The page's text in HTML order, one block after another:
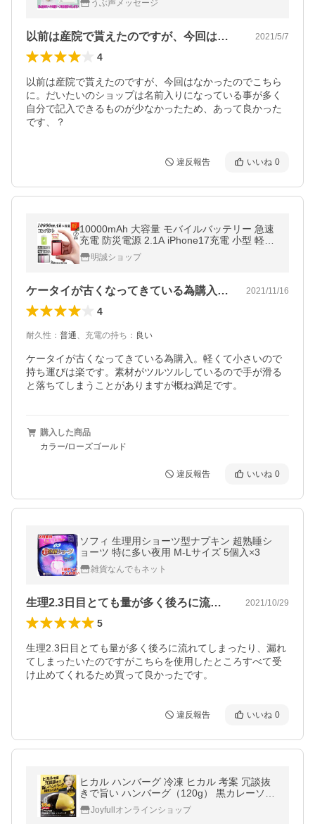
料！簡易ラッピング付き！
うぶ声メッセージ
以前は産院で貰えたのですが、今回はなか… 2021/5/7
4
以前は産院で貰えたのですが、今回はなかったのでこちら
に。だいたいのショップは名前入りになっている事が多く
自分で記入できるものが少なかったため、あって良かった
です、？
違反報告 いいね 0
10000mAh 大容量 モバイルバッテリー 急速
充電 防災電源 2.1A iPhone17充電 小型 軽量
USB2ポート 3台同時充電 LED残量表示 ipho
ne【PL保険加入済み製品・安心】
明誠ショップ
ケータイが古くなってきている為購入。軽… 2021/11/16
4
耐久性 ： 普通、 充電の持ち ： 良い
ケータイが古くなってきている為購入。軽くて小さいので
持ち運びは楽です。素材がツルツルしているので手が滑る
と落ちてしまうことがありますが概ね満足です。
購入した商品
カラー/ローズゴールド
違反報告 いいね 0
ソフィ 生理用ショーツ型ナプキン 超熟睡シ
ョーツ 特に多い夜用 M-Lサイズ 5個入×3
雑貨なんでもネット
生理2.3日目とても量が多く後ろに流れ… 2021/10/29
5
生理2.3日目とても量が多く後ろに流れてしまったり、漏れ
てしまったいたのですがこちらを使用したところすべて受
け止めてくれるため買って良かったです。
違反報告 いいね 0
ヒカル ハンバーグ 冷凍 ヒカル 考案 冗談抜
きで旨い ハンバーグ（120g） 黒カレーソー
ス×ハニーマスタード+チーズ 付き 16個入
りJoyfullオンラインショップ